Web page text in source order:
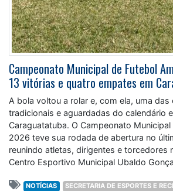
Campeonato Municipal de Futebol
13 vitórias e quatro empates em
A bola voltou a rolar e, com ela, uma
tradicionais e aguardadas do calendário
Caraguatatuba. O Campeonato
2026 teve sua rodada de abertura no
reunindo atletas, dirigentes e torcedores
Centro Esportivo Municipal Ubaldo
NOTÍCIAS
SECRETARIA DE ESPORTES E